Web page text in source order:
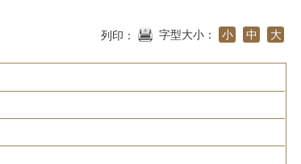
列印： 字型大小： 小 中 大